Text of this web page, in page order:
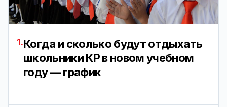
1.Когда и сколько будут отдыхать
школьники КР в новом учебном
году — график